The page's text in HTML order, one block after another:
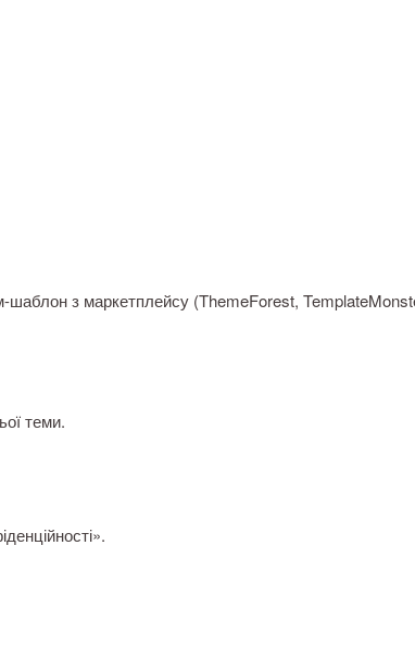
шаблон з маркетплейсу (ThemeForest,
теми.